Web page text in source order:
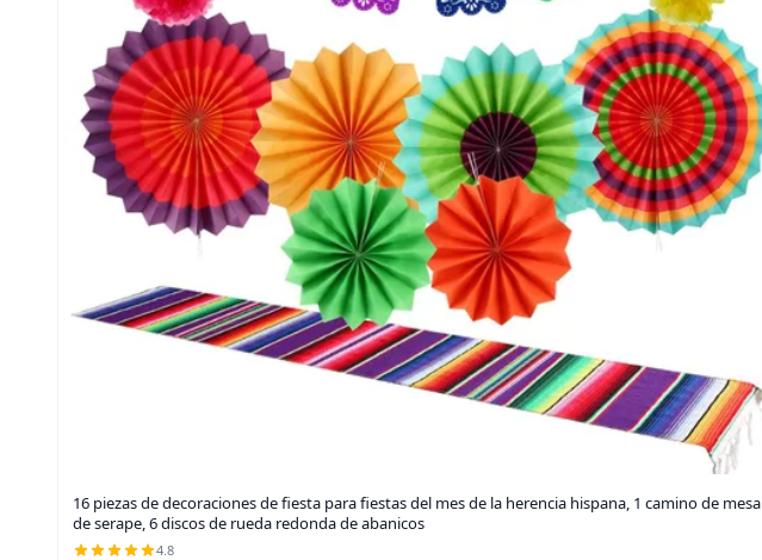
16 piezas de decoraciones de fiesta para fiestas del mes de la herencia hispana, 1 camino de mesa
de serape, 6 discos de rueda redonda de abanicos
4.8